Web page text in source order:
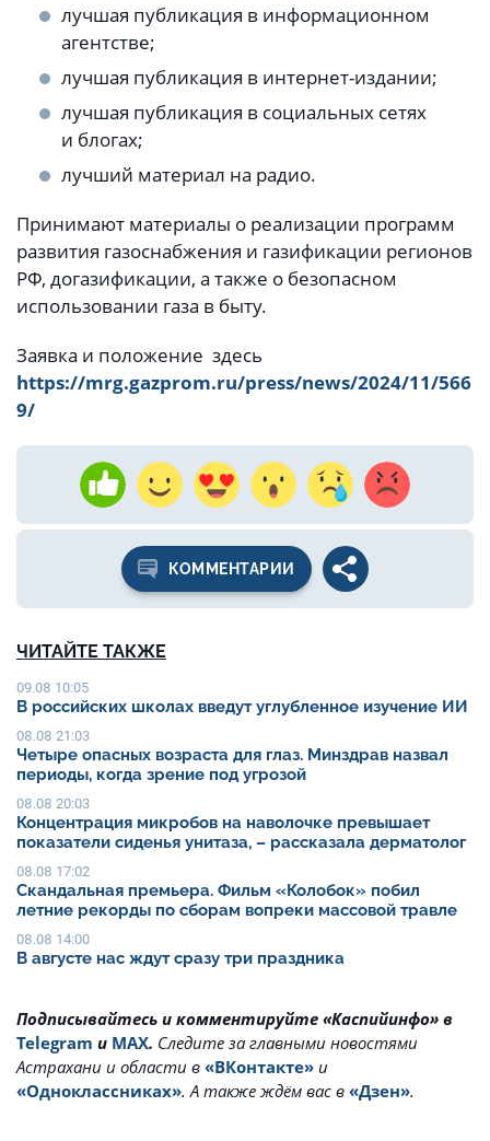
лучшая публикация в информационном
агентстве;
лучшая публикация в интернет-издании;
лучшая публикация в социальных сетях
и блогах;
лучший материал на радио.
Принимают материалы о реализации программ
развития газоснабжения и газификации регионов
РФ, догазификации, а также о безопасном
использовании газа в быту.
Заявка и положение здесь
https://mrg.gazprom.ru/press/news/2024/11/566
9/
КОММЕНТАРИИ
ЧИТАЙТЕ ТАКЖЕ
09.08 10:05
В российских школах введут углубленное изучение ИИ
08.08 21:03
Четыре опасных возраста для глаз. Минздрав назвал
периоды, когда зрение под угрозой
08.08 20:03
Концентрация микробов на наволочке превышает
показатели сиденья унитаза, – рассказала дерматолог
08.08 17:02
Скандальная премьера. Фильм «Колобок» побил
летние рекорды по сборам вопреки массовой травле
08.08 14:00
В августе нас ждут сразу три праздника
Подписывайтесь и комментируйте «Каспийинфо» в
Telegram и MAX. Cледите за главными новостями
Астрахани и области в «ВКонтакте» и
«Одноклассниках». А также ждём вас в «Дзен».